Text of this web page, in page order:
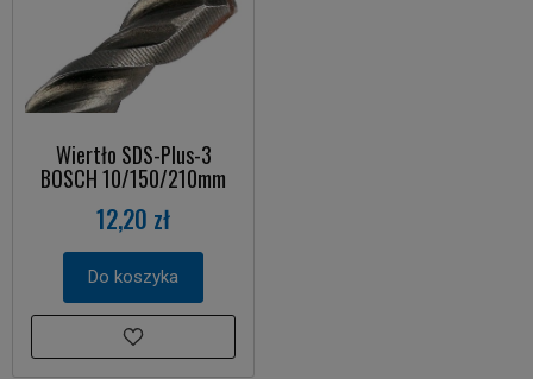
Wiertło SDS-Plus-3
BOSCH 10/150/210mm
12,20 zł
Do koszyka